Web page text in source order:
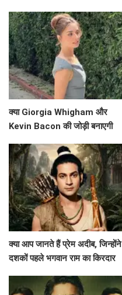
क्या Giorgia Whigham और
Kevin Bacon की जोड़ी बनाएगी
क्या आप जानते हैं प्रेम अदीब, जिन्होंने
दशकों पहले भगवान राम का किरदार